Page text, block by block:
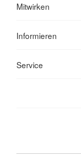
Mitwirken
Informieren
Service